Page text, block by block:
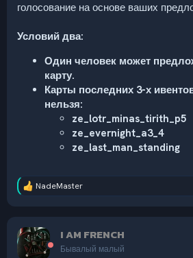
голосование на основе ваших
Условий два:
Один человек может
карту.
Карты последних 3-х
нельзя:
ze_lotr_minas_tirith_p5
ze_evernight_a3_4
ze_last_man_standing
Р
ц
и
NadeMaster
I AM FRENCH
Бывалый малый